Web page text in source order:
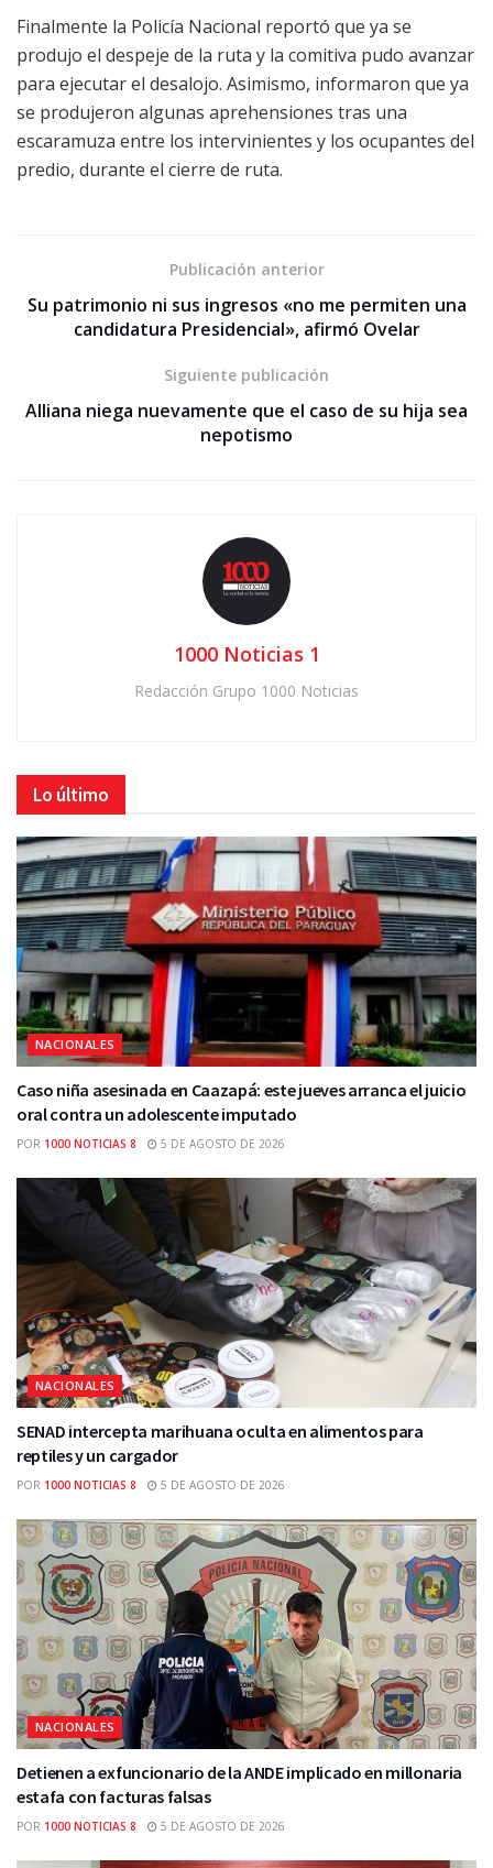
Finalmente la Policía Nacional reportó que ya se
produjo el despeje de la ruta y la comitiva pudo avanzar
para ejecutar el desalojo. Asimismo, informaron que ya
se produjeron algunas aprehensiones tras una
escaramuza entre los intervinientes y los ocupantes del
predio, durante el cierre de ruta.
Publicación anterior
Su patrimonio ni sus ingresos «no me permiten una
candidatura Presidencial», afirmó Ovelar
Siguiente publicación
Alliana niega nuevamente que el caso de su hija sea
nepotismo
1000 Noticias 1
Redacción Grupo 1000 Noticias
Lo último
NACIONALES
Caso niña asesinada en Caazapá: este jueves arranca el juicio
oral contra un adolescente imputado
POR 1000 NOTICIAS 8 5 DE AGOSTO DE 2026
NACIONALES
SENAD intercepta marihuana oculta en alimentos para
reptiles y un cargador
POR 1000 NOTICIAS 8 5 DE AGOSTO DE 2026
NACIONALES
Detienen a exfuncionario de la ANDE implicado en millonaria
estafa con facturas falsas
POR 1000 NOTICIAS 8 5 DE AGOSTO DE 2026